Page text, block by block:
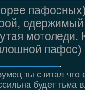
мотоледи.
пафос)
ты считал
будет тьма